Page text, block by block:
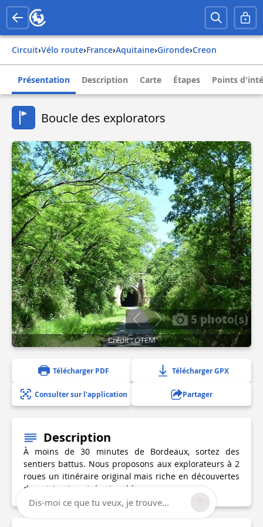
Circuit› Vélo route› france› aquitaine› gironde› creon
Présentation Description Carte Étapes Points
Boucle des explorators
5 photo(s)
Crédit : OTEM
Télécharger PDF Télécharger GPX
Consulter sur l'application Partager
Description
À moins de 30 minutes de Bordeaux, sortez des
sentiers battus. Nous proposons aux explorateurs à 2
roues un itinéraire original mais riche en découvertes
du patrimoine et du vignoble.
Dis-moi ce que tu veux, je trouve...